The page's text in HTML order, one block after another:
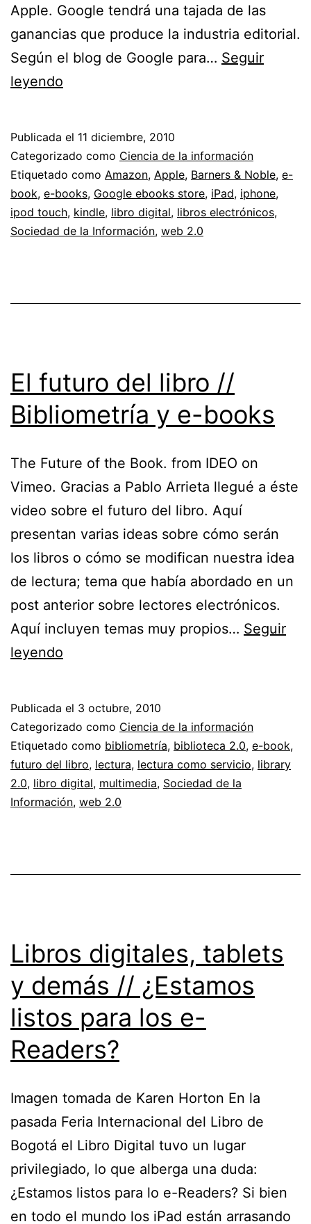
Apple. Google tendrá una tajada de las
ganancias que produce la industria editorial.
Según el blog de Google para… Seguir
leyendo
Publicada el 11 diciembre, 2010
Categorizado como Ciencia de la información
Etiquetado como Amazon, Apple, Barners & Noble, e-
book, e-books, Google ebooks store, iPad, iphone,
ipod touch, kindle, libro digital, libros electrónicos,
Sociedad de la Información, web 2.0
El futuro del libro //
Bibliometría y e-books
The Future of the Book. from IDEO on
Vimeo. Gracias a Pablo Arrieta llegué a éste
video sobre el futuro del libro. Aquí
presentan varias ideas sobre cómo serán
los libros o cómo se modifican nuestra idea
de lectura; tema que había abordado en un
post anterior sobre lectores electrónicos.
Aquí incluyen temas muy propios… Seguir
leyendo
libro
//
Bibliometría
y
Publicada el 3 octubre, 2010
Categorizado como Ciencia de la información
Etiquetado como bibliometría, biblioteca 2.0, e-book,
futuro del libro, lectura, lectura como servicio, library
2.0, libro digital, multimedia, Sociedad de la
Información, web 2.0
Libros digitales, tablets
y demás // ¿Estamos
listos para los e-
Readers?
Imagen tomada de Karen Horton En la
pasada Feria Internacional del Libro de
Bogotá el Libro Digital tuvo un lugar
privilegiado, lo que alberga una duda:
¿Estamos listos para lo e-Readers? Si bien
en todo el mundo los iPad están arrasando